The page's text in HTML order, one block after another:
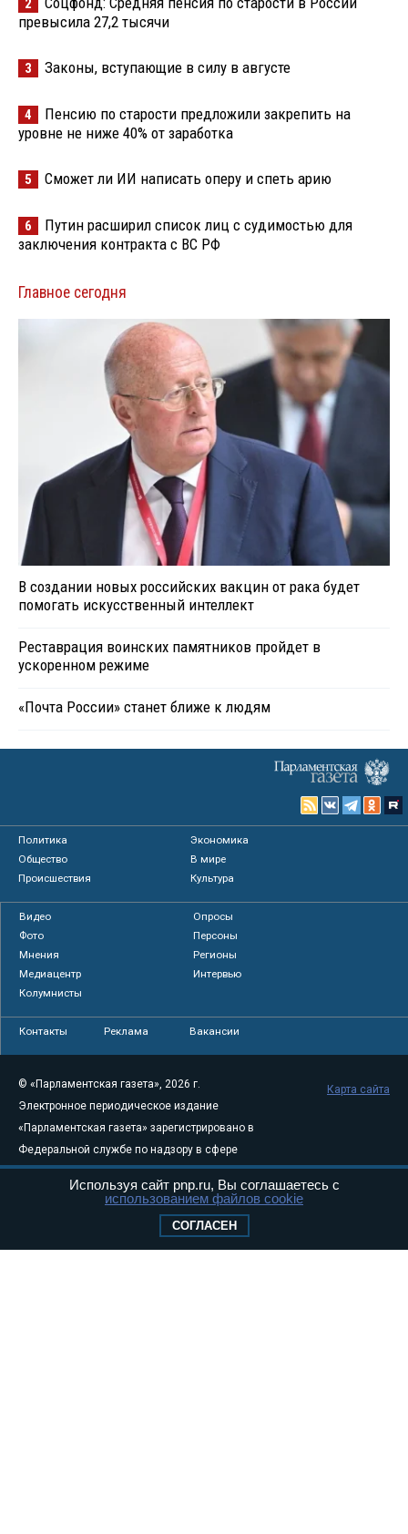
2
превысила 27,2 тысячи
3 Законы, вступающие в силу в августе
4
Пенсию по старости предложили закрепить на
уровне не ниже 40% от заработка
5 Сможет ли ИИ написать оперу и спеть арию
6
Путин расширил список лиц с судимостью для
заключения контракта с ВС РФ
Главное сегодня
В создании новых российских вакцин от рака будет
помогать искусственный интеллект
Реставрация воинских памятников пройдет в
ускоренном режиме
«Почта России» станет ближе к людям
Политика
Экономика
Общество
В мире
Происшествия
Культура
Видео
Опросы
Фото
Персоны
Мнения
Регионы
Медиацентр
Интервью
Колумнисты
Контакты Реклама Вакансии
© «Парламентская газета», 2026 г.
Электронное периодическое издание
«Парламентская газета» зарегистрировано в
Федеральной службе по надзору в сфере
связи, информационных технологий и
массовых коммуникаций (Роскомнадзор) 05
Свидетельство о регистрации Эл № ФС77-
Карта сайта
Используя сайт pnp.ru, Вы соглашаетесь с
использованием файлов cookie
СОГЛАСЕН